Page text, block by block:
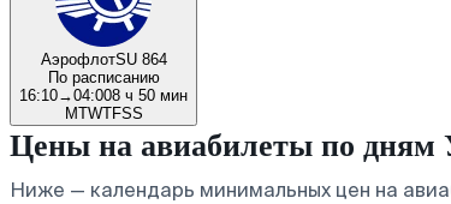
АэрофлотSU 864
По расписанию
16:10→04:008 ч 50 мин
MTWTFSS
Цены на авиабилеты по
Ниже — календарь минимальных цен на